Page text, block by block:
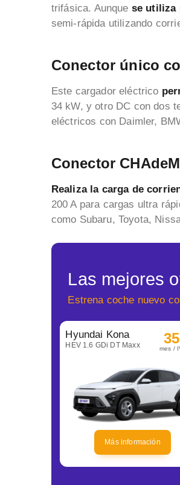
trifásica. Aunque se utiliza
semi-rápida utilizando
Conector único
Este cargador eléctrico
34 kW, y otro DC con dos
eléctricos con Daimler,
Conector
Realiza la carga de
200 A para cargas ultra
como Subaru, Toyota,
Las mejores
Estrena coche nuevo
Hyundai Kona
HEV 1.6 GDi DT Maxx mes /
Más información